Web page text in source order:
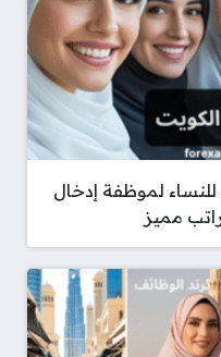
لموظفة إدخال
مميز